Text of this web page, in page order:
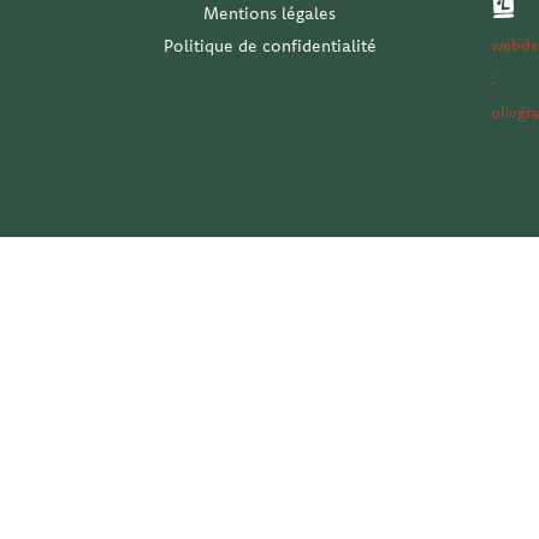
-
f
m
Mentions légales
Politique de confidentialité
: